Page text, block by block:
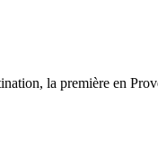
la première en